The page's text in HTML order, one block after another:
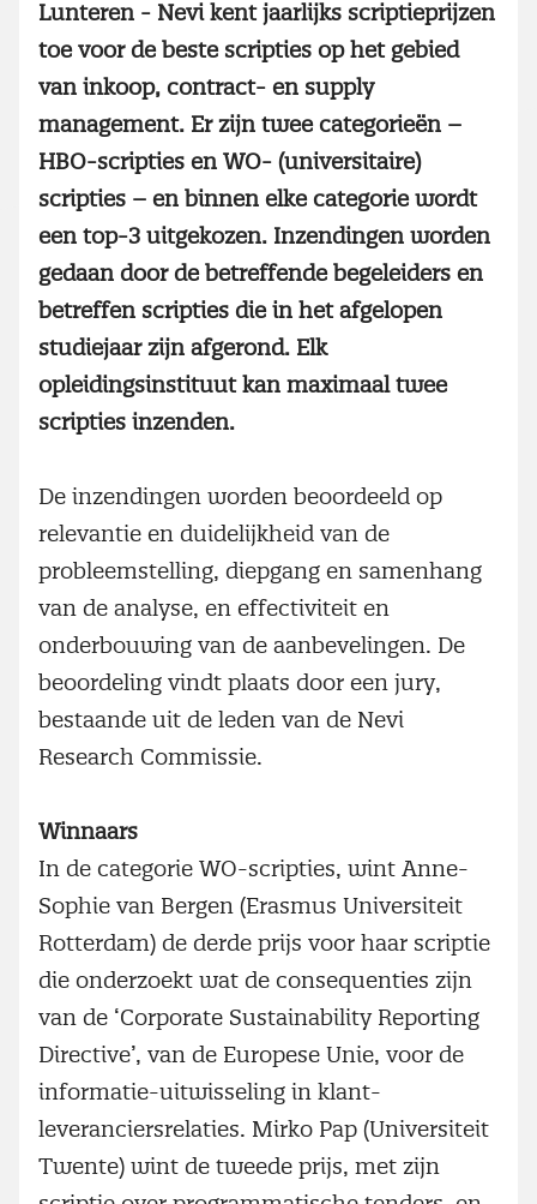
Lunteren - Nevi kent jaarlijks scriptieprijzen
toe voor de beste scripties op het gebied
van inkoop, contract- en supply
management. Er zijn twee categorieën –
HBO-scripties en WO- (universitaire)
scripties – en binnen elke categorie wordt
een top-3 uitgekozen. Inzendingen worden
gedaan door de betreffende begeleiders en
betreffen scripties die in het afgelopen
studiejaar zijn afgerond. Elk
opleidingsinstituut kan maximaal twee
scripties inzenden.
De inzendingen worden beoordeeld op
relevantie en duidelijkheid van de
probleemstelling, diepgang en samenhang
van de analyse, en effectiviteit en
onderbouwing van de aanbevelingen. De
beoordeling vindt plaats door een jury,
bestaande uit de leden van de Nevi
Research Commissie.
Winnaars
In de categorie WO-scripties, wint Anne-
Sophie van Bergen (Erasmus Universiteit
Rotterdam) de derde prijs voor haar scriptie
die onderzoekt wat de consequenties zijn
van de ‘Corporate Sustainability Reporting
Directive’, van de Europese Unie, voor de
informatie-uitwisseling in klant-
leveranciersrelaties. Mirko Pap (Universiteit
Twente) wint de tweede prijs, met zijn